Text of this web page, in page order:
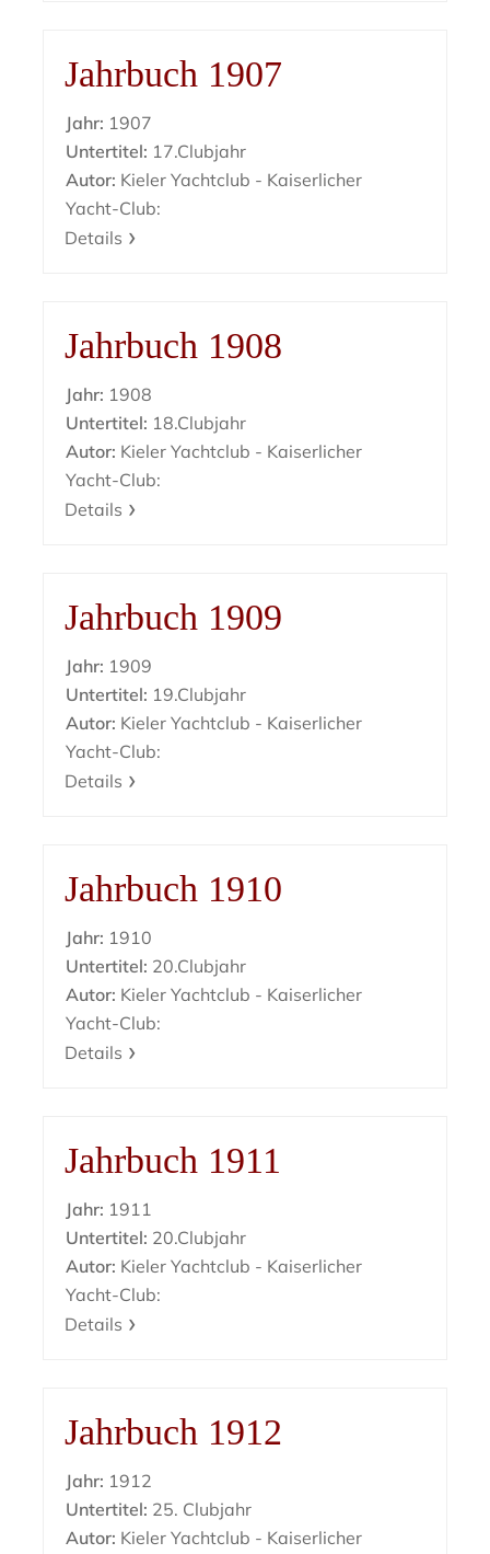
Jahrbuch 1907
Jahr: 1907
Untertitel: 17.Clubjahr
Autor: Kieler Yachtclub - Kaiserlicher
Yacht-Club:
Details
Jahrbuch 1908
Jahr: 1908
Untertitel: 18.Clubjahr
Autor: Kieler Yachtclub - Kaiserlicher
Yacht-Club:
Details
Jahrbuch 1909
Jahr: 1909
Untertitel: 19.Clubjahr
Autor: Kieler Yachtclub - Kaiserlicher
Yacht-Club:
Details
Jahrbuch 1910
Jahr: 1910
Untertitel: 20.Clubjahr
Autor: Kieler Yachtclub - Kaiserlicher
Yacht-Club:
Details
Jahrbuch 1911
Jahr: 1911
Untertitel: 20.Clubjahr
Autor: Kieler Yachtclub - Kaiserlicher
Yacht-Club:
Details
Jahrbuch 1912
Jahr: 1912
Untertitel: 25. Clubjahr
Autor: Kieler Yachtclub - Kaiserlicher